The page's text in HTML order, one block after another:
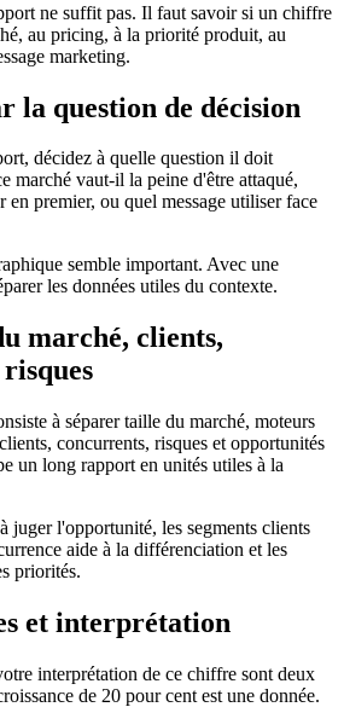
ne suffit pas. Il faut savoir si un chiffre
au pricing, à la priorité produit, au
marketing.
la question de décision
décidez à quelle question il doit
marché vaut-il la peine d'être attaqué,
en premier, ou quel message utiliser face
semble important. Avec une
les données utiles du contexte.
marché, clients,
à séparer taille du marché, moteurs
concurrents, risques et opportunités
un long rapport en unités utiles à la
juger l'opportunité, les segments clients
aide à la différenciation et les
priorités.
et interprétation
interprétation de ce chiffre sont deux
de 20 pour cent est une donnée.